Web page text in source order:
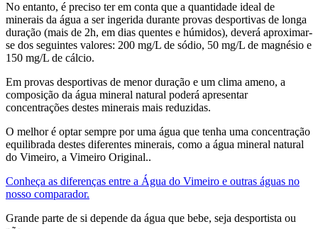
No entanto, é preciso ter em conta que a quantidade ideal de
minerais da água a ser ingerida durante provas desportivas de longa
duração (mais de 2h, em dias quentes e húmidos), deverá aproximar-
se dos seguintes valores: 200 mg/L de sódio, 50 mg/L de magnésio e
150 mg/L de cálcio.
Em provas desportivas de menor duração e um clima ameno, a
composição da água mineral natural poderá apresentar
concentrações destes minerais mais reduzidas.
O melhor é optar sempre por uma água que tenha uma concentração
equilibrada destes diferentes minerais, como a água mineral natural
do Vimeiro, a Vimeiro Original..
Conheça as diferenças entre a Água do Vimeiro e outras águas no
nosso comparador.
Grande parte de si depende da água que bebe, seja desportista ou